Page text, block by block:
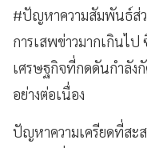
#ปัญหาความสัมพันธ์ส่ว
การเสพข่าวมากเกินไ
เศรษฐกิจที่กดดันกำลัง
อย่างต่อเนื่อง
ปัญหาความเครียดที่สะ